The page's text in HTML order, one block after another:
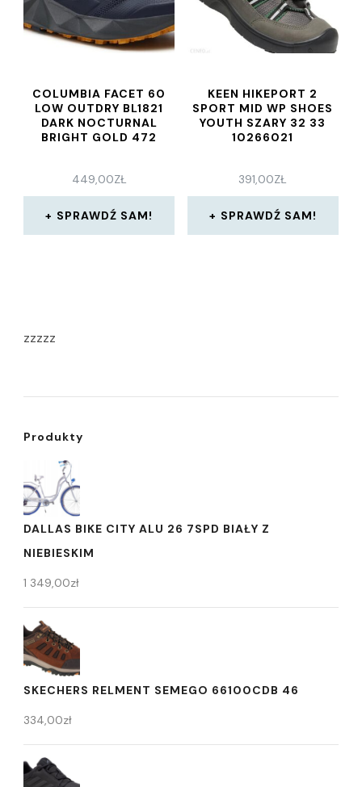
COLUMBIA FACET 60
LOW OUTDRY BL1821
DARK NOCTURNAL
BRIGHT GOLD 472
449,00ZŁ
SPRAWDŹ SAM!
KEEN HIKEPORT 2
SPORT MID WP SHOES
YOUTH SZARY 32 33
10266021
391,00ZŁ
SPRAWDŹ SAM!
zzzzz
Produkty
DALLAS BIKE CITY ALU 26 7SPD BIAŁY Z
NIEBIESKIM
1 349,00zł
SKECHERS RELMENT SEMEGO 66100CDB 46
334,00zł